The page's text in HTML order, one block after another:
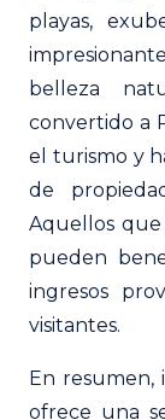
playas,
belleza
convertido a
el turismo y
de
Aquellos
pueden
ingresos
visitantes.
En resumen,
ofrece una